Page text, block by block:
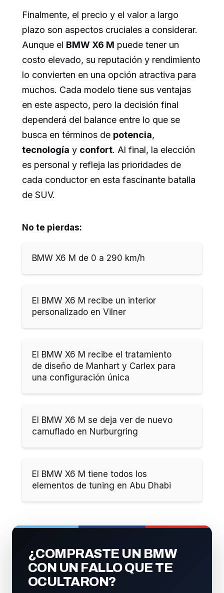
Finalmente, el precio y el valor a largo
plazo son aspectos cruciales a considerar.
Aunque el BMW X6 M puede tener un
costo elevado, su reputación y rendimiento
lo convierten en una opción atractiva para
muchos. Cada modelo tiene sus ventajas
en este aspecto, pero la decisión final
dependerá del balance entre lo que se
busca en términos de potencia,
tecnología y confort. Al final, la elección
es personal y refleja las prioridades de
cada conductor en esta fascinante batalla
de SUV.
No te pierdas:
BMW X6 M de 0 a 290 km/h
El BMW X6 M recibe un interior
personalizado en Vilner
El BMW X6 M recibe el tratamiento
de diseño de Manhart y Carlex para
una configuración única
El BMW X6 M se deja ver de nuevo
camuflado en Nurburgring
El BMW X6 M tiene todos los
elementos de tuning en Abu Dhabi
¿COMPRASTE UN BMW
CON UN FALLO QUE TE
OCULTARON?